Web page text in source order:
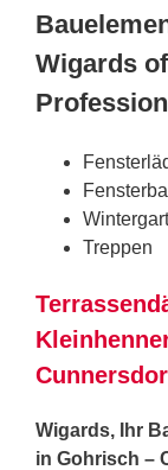
Wigards
Treppen
Wigards, Ihr
in Gohrisch –